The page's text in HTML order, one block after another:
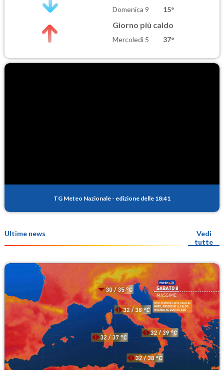
Domenica 9 15°
Giorno più caldo
Mercoledì 5 37°
TG Meteo Nazionale - edizione delle 18:41
Ultime news
Vedi
tutte